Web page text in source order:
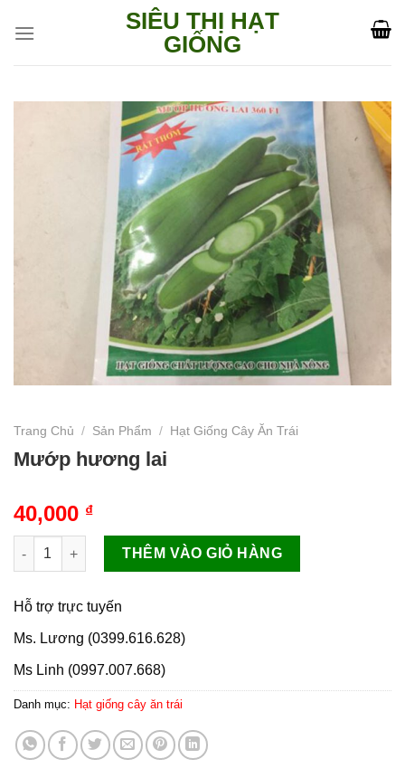
SIÊU THỊ HẠT
GIỐNG
Trang Chủ / Sản Phẩm / Hạt Giống Cây Ăn Trái
Mướp hương lai
40,000 ₫
Mướp hương lai số lượng
THÊM VÀO GIỎ HÀNG
Hỗ trợ trực tuyến
Ms. Lương (0399.616.628)
Ms Linh (0997.007.668)
Danh mục: Hạt giống cây ăn trái